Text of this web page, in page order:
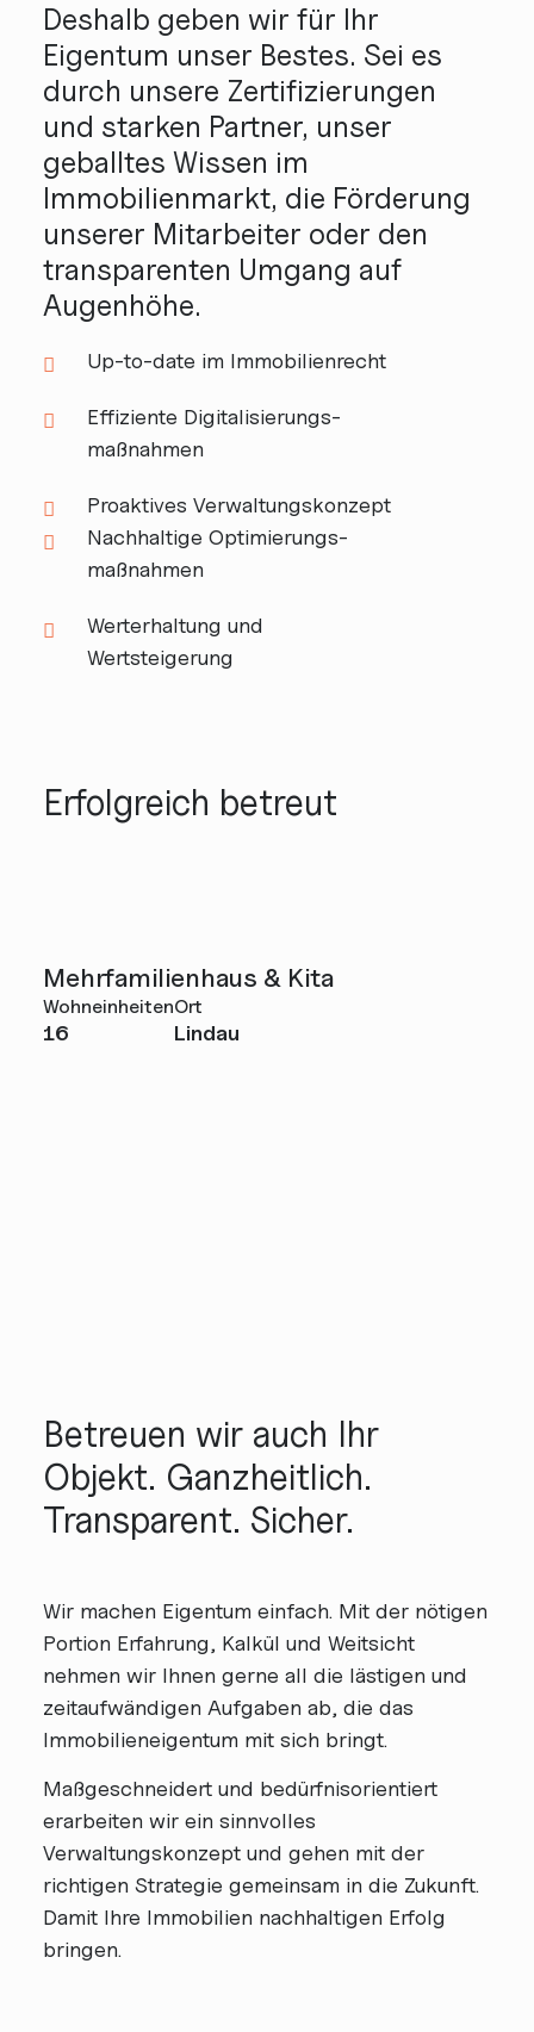
Deshalb geben wir für Ihr
Eigentum unser Bestes. Sei es
durch unsere Zerti­fizierungen
und starken Partner, unser
geballtes Wissen im
Immobilienmarkt, die Förderung
unserer Mitarbeiter oder den
transparenten Umgang auf
Augenhöhe.
Up-to-date im Immobilienrecht
Effiziente Digitalisierungs­
maßnahmen
Proaktives Verwaltungskonzept
Nachhaltige Optimierungs­
maßnahmen
Werterhaltung und
Wertsteigerung
Erfolgreich betreut
Mehrfamilienhaus & Kita
Wohneinheiten
16
Ort
Lindau
Betreuen wir auch Ihr
Objekt. Ganzheitlich.
Transparent. Sicher.
Wir machen Eigentum einfach. Mit der nötigen
Portion Erfahrung, Kalkül und Weitsicht
nehmen wir Ihnen gerne all die lästigen und
zeitaufwändigen Aufgaben ab, die das
Immobilieneigentum mit sich bringt.
Maßgeschneidert und bedürfnisorientiert
erarbeiten wir ein sinnvolles
Verwaltungskonzept und gehen mit der
richtigen Strategie gemeinsam in die Zukunft.
Damit Ihre Immobilien nachhaltigen Erfolg
bringen.